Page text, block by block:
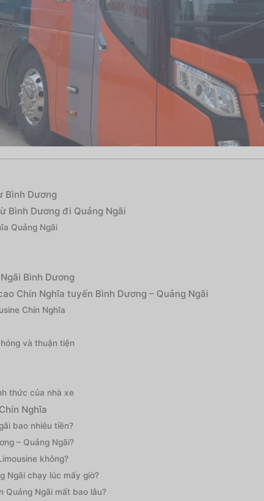
Bình Dương
Bình Dương đi Quảng Ngãi
Quảng Ngãi
Bình Dương
Chín Nghĩa tuyến Bình Dương – Quảng Ngãi
Chín Nghĩa
và thuận tiện
thức của nhà xe
Nghĩa
bao nhiêu tiền?
– Quảng Ngãi?
không?
Ngãi chạy lúc mấy giờ?
Quảng Ngãi mất bao lâu?